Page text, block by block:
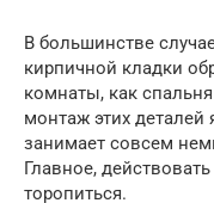
В большинстве
кирпичной кладки
комнаты, как
монтаж этих деталей
занимает совсем
Главное,
торопиться.